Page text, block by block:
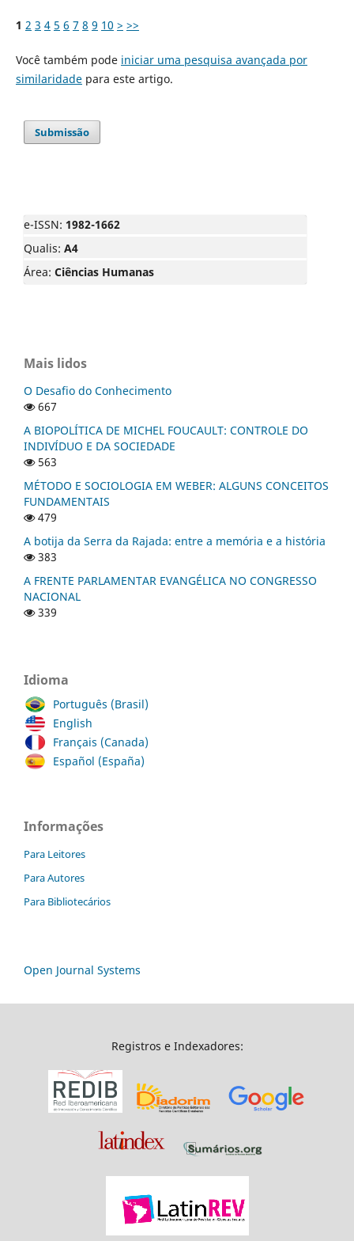
1 2 3 4 5 6 7 8 9 10 > >>
Você também pode iniciar uma pesquisa avançada por
similaridadepara este artigo.
Submissão
e-ISSN: 1982-1662
Qualis: A4
Área: Ciências Humanas
Mais lidos
O Desafio do Conhecimento
667
A BIOPOLÍTICA DE MICHEL FOUCAULT: CONTROLE DO
INDIVÍDUO E DA SOCIEDADE
563
MÉTODO E SOCIOLOGIA EM WEBER: ALGUNS CONCEITOS
FUNDAMENTAIS
479
A botija da Serra da Rajada: entre a memória e a história
383
A FRENTE PARLAMENTAR EVANGÉLICA NO CONGRESSO
NACIONAL
339
Idioma
Português (Brasil)
English
Français (Canada)
Español (España)
Informações
Para Leitores
Para Autores
Para Bibliotecários
Open Journal Systems
Registros e Indexadores: